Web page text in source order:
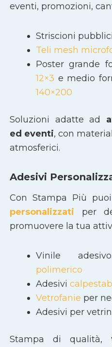
eventi, promozioni,
Striscioni
Teli mesh
Poster grande
12×3 e medio
140×200
Soluzioni adatte ad
ed eventi, con
atmosferici.
Adesivi
Con Stampa Più
personalizzati per
promuovere la tua
Vinile
polimerico
Adesivi
Vetrofanie per
Adesivi per
Stampa di qualità,